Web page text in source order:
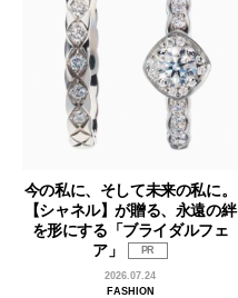
今の私に、そして未来の私に。
【シャネル】が贈る、永遠の絆
を形にする「ブライダルフェ
ア」
PR
2026.07.24
FASHION